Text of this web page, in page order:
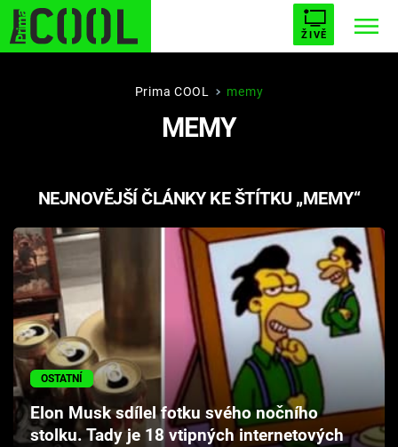
ŽIVĚ
BUFFY, PŘEMOŽITELKA UPÍRŮ
AVENGERS 5
Témata
Filmy
Seriály
Hry
Cool Esport
Prima COOL memy
MEMY
NEJNOVĚJŠÍ ČLÁNKY KE ŠTÍTKU „MEMY“
OSTATNÍ
Elon Musk sdílel fotku svého nočního
stolku. Tady je 18 vtipných internetových